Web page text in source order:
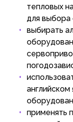
тепловых
для выбора
выбирать
применять